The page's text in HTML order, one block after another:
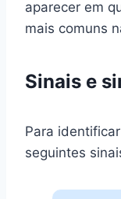
aparecer em
mais comuns
Sinais e
Para
seguintes